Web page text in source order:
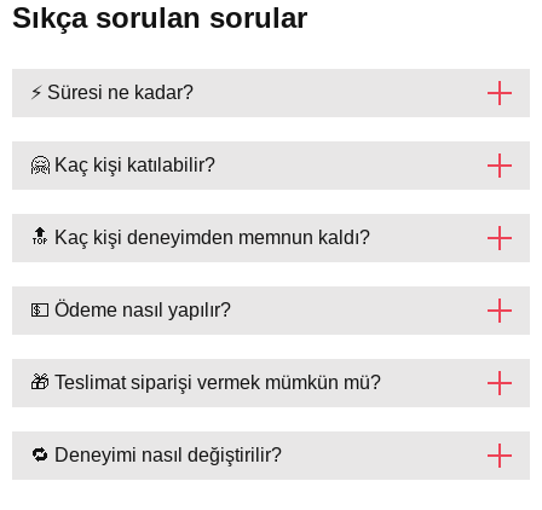
Sıkça sorulan sorular
⚡ Süresi ne kadar?
🤗 Kaç kişi katılabilir?
🔝 Kaç kişi deneyimden memnun kaldı?
💵 Ödeme nasıl yapılır?
🎁 Teslimat siparişi vermek mümkün mü?
🔁 Deneyimi nasıl değiştirilir?